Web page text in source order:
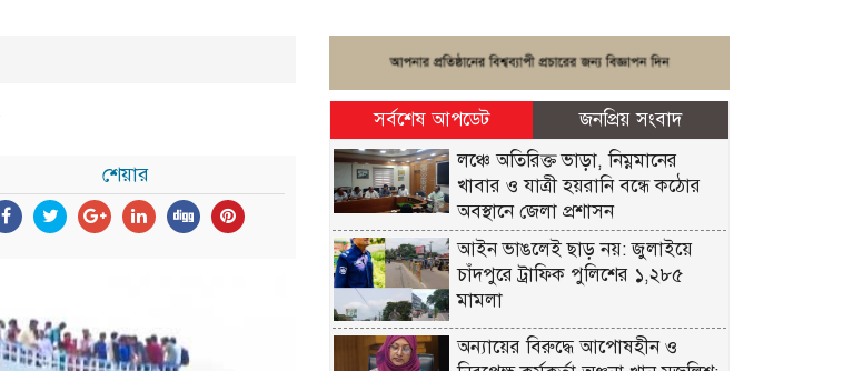
শেয়ার
সর্বশেষ আপডেট
জনপ্রিয় সংবাদ
লঞ্চে অতিরিক্ত ভাড়া, নিম্নমানের
খাবার ও যাত্রী হয়রানি বন্ধে কঠোর
অবস্থানে জেলা প্রশাসন
আইন ভাঙলেই ছাড় নয়: জুলাইয়ে
চাঁদপুরে ট্রাফিক পুলিশের ১,২৮৫
মামলা
অন্যায়ের বিরুদ্ধে আপোষহীন ও